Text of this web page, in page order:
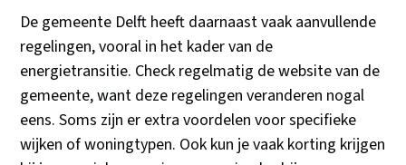
De gemeente Delft heeft daarnaast vaak aanvullende
regelingen, vooral in het kader van de
energietransitie. Check regelmatig de website van de
gemeente, want deze regelingen veranderen nogal
eens. Soms zijn er extra voordelen voor specifieke
wijken of woningtypen. Ook kun je vaak korting krijgen